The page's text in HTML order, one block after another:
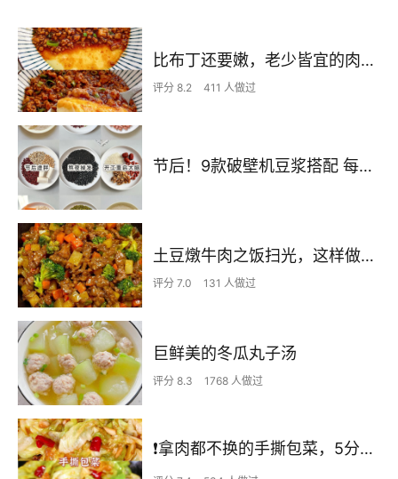
比布丁还要嫩，老少皆宜的肉沫蒸蛋
评分 8.2 411 人做过
节后！9款破壁机豆浆搭配 每天不重样喝出好状态！
土豆燉牛肉之饭扫光，这样做也太香了吧，还没出锅已是浓香四溢了
评分 7.0 131 人做过
巨鲜美的冬瓜丸子汤
评分 8.3 1768 人做过
❗拿肉都不换的手撕包菜，5分钟快手家常菜🔥